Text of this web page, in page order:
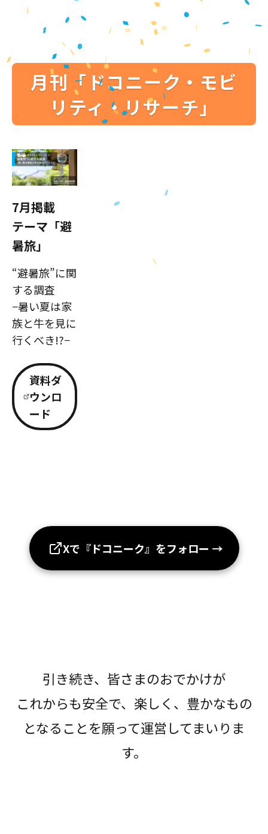
月刊「ドコニーク・モビ
リティ・リサーチ」
7月掲載
テーマ「避
暑旅」
“避暑旅”に関
する調査
−暑い夏は家
族と牛を見に
行くべき!?−
資料ダ
ウンロ
ード
Xで『ドコニーク』をフォロー →
引き続き、皆さまのおでかけが
これからも安全で、楽しく、豊かなもの
となることを願って運営してまいりま
す。